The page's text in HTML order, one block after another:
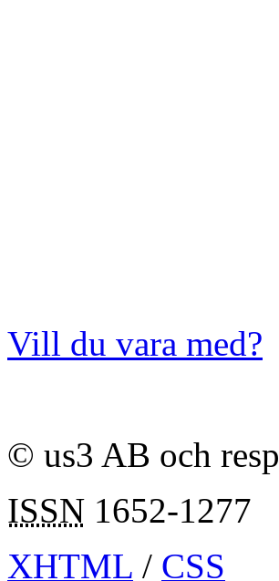
Vill du vara med?
© us3 AB och
ISSN 1652-1277
XHTML / CSS